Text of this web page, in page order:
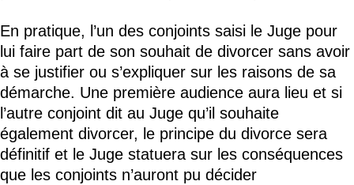
En pratique, l’un des conjoints saisi le Juge pour
lui faire part de son souhait de divorcer sans avoir
à se justifier ou s’expliquer sur les raisons de sa
démarche. Une première audience aura lieu et si
l’autre conjoint dit au Juge qu’il souhaite
également divorcer, le principe du divorce sera
définitif et le Juge statuera sur les conséquences
que les conjoints n’auront pu décider